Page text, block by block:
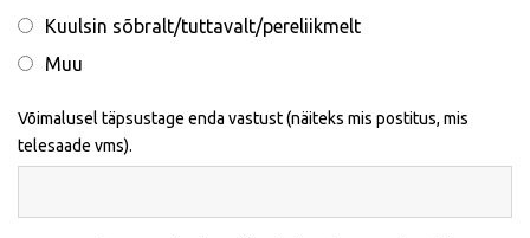
Kuulsin sõbralt/tuttavalt/pereliikmelt
Muu
Võimalusel täpsustage enda vastust (näiteks mis postitus, mis
telesaade vms).